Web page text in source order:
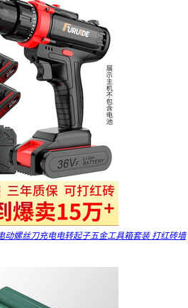
动螺丝刀充电电转起子五金工具箱套装 打红砖墙